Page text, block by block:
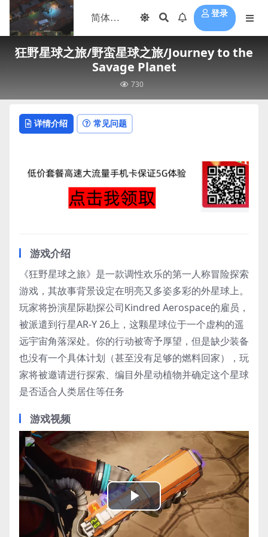
登录
狂野星球之旅/野蛮星球之旅/Journey to the
Savage Planet
730
详情介绍 常见问题
游戏介绍
《狂野星球之旅》是一款调性欢乐的第一人称冒险探索
游戏，其故事背景设定在明亮又多姿多彩的外星球上。
玩家将扮演星际勘探公司Kindred Aerospace的雇员，
被派遣到行星AR-Y 26上，这颗星球位于一个虚构的遥
远宇宙角落深处。你的行动被寄予厚望，但是缺少装备
也没有一个具体计划（甚至没有足够的燃料回家），玩
家将被邀请进行探索、编目外星动植物并确定这个星球
是否适合人类居住等任务
游戏视频
Play